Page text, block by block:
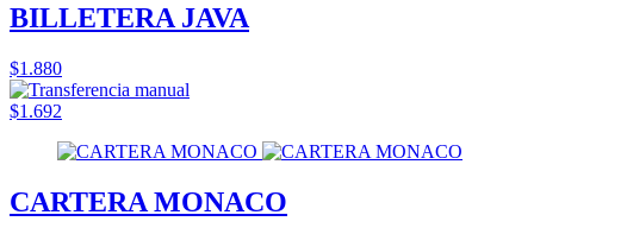
BILLETERA JAVA
$1.880
$1.692
CARTERA MONACO